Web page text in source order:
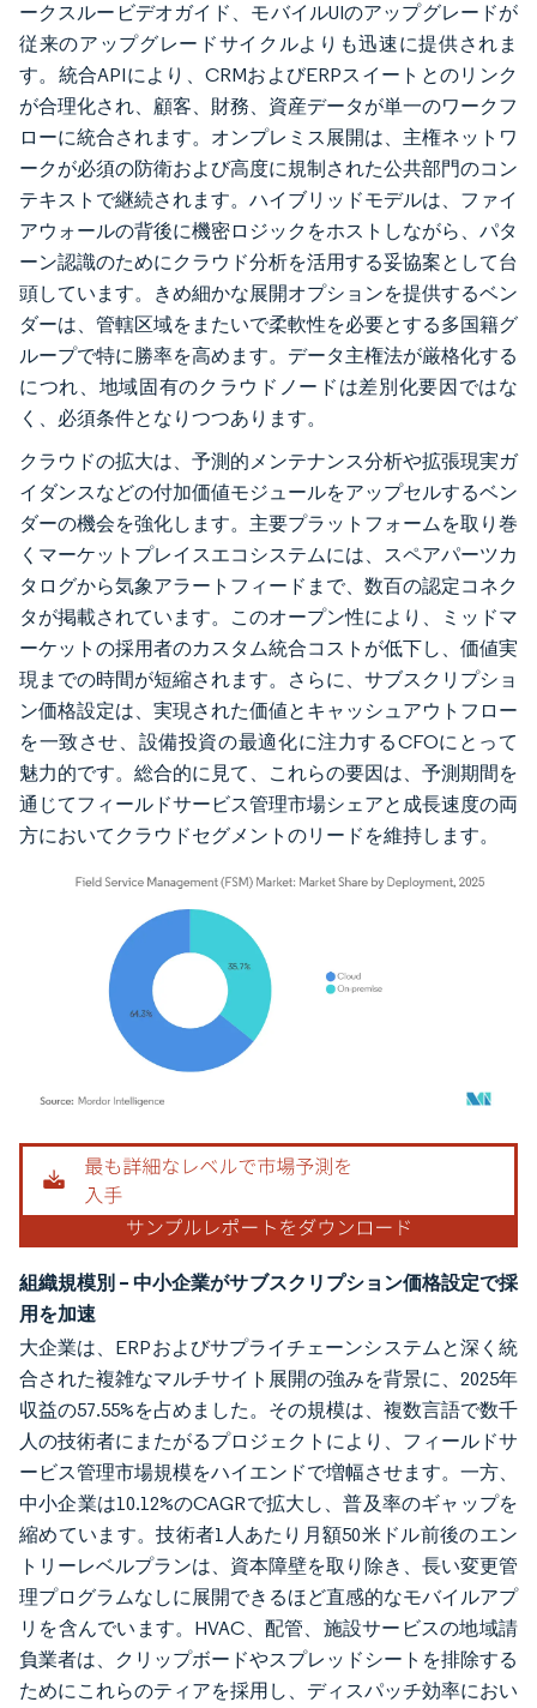
ークスルービデオガイド、モバイルUIのアップグレードが
従来のアップグレードサイクルよりも迅速に提供されま
す。統合APIにより、CRMおよびERPスイートとのリンク
が合理化され、顧客、財務、資産データが単一のワークフ
ローに統合されます。オンプレミス展開は、主権ネットワ
ークが必須の防衛および高度に規制された公共部門のコン
テキストで継続されます。ハイブリッドモデルは、ファイ
アウォールの背後に機密ロジックをホストしながら、パタ
ーン認識のためにクラウド分析を活用する妥協案として台
頭しています。きめ細かな展開オプションを提供するベン
ダーは、管轄区域をまたいで柔軟性を必要とする多国籍グ
ループで特に勝率を高めます。データ主権法が厳格化する
につれ、地域固有のクラウドノードは差別化要因ではな
く、必須条件となりつつあります。
クラウドの拡大は、予測的メンテナンス分析や拡張現実ガ
イダンスなどの付加価値モジュールをアップセルするベン
ダーの機会を強化します。主要プラットフォームを取り巻
くマーケットプレイスエコシステムには、スペアパーツカ
タログから気象アラートフィードまで、数百の認定コネク
タが掲載されています。このオープン性により、ミッドマ
ーケットの採用者のカスタム統合コストが低下し、価値実
現までの時間が短縮されます。さらに、サブスクリプショ
ン価格設定は、実現された価値とキャッシュアウトフロー
を一致させ、設備投資の最適化に注力するCFOにとって
魅力的です。総合的に見て、これらの要因は、予測期間を
通じてフィールドサービス管理市場シェアと成長速度の両
方においてクラウドセグメントのリードを維持します。
画像 © Mordor Intelligence。再利用にはCC BY 4.0の表示が必要です。
組織規模別 – 中小企業がサブスクリプション価格設定で採
用を加速
大企業は、ERPおよびサプライチェーンシステムと深く統
合された複雑なマルチサイト展開の強みを背景に、2025年
収益の57.55%を占めました。その規模は、複数言語で数千
人の技術者にまたがるプロジェクトにより、フィールドサ
ービス管理市場規模をハイエンドで増幅させます。一方、
中小企業は10.12%のCAGRで拡大し、普及率のギャップを
縮めています。技術者1人あたり月額50米ドル前後のエン
トリーレベルプランは、資本障壁を取り除き、長い変更管
理プログラムなしに展開できるほど直感的なモバイルアプ
リを含んでいます。HVAC、配管、施設サービスの地域請
負業者は、クリップボードやスプレッドシートを排除する
ためにこれらのティアを採用し、ディスパッチ効率におい